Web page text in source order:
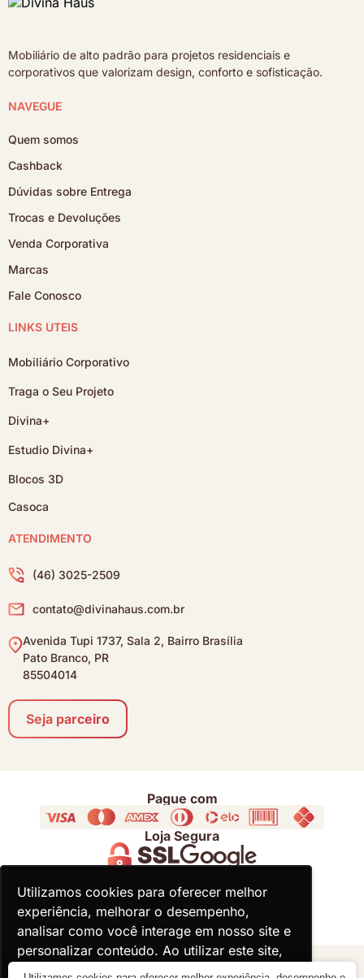
Utilizamos cookies para oferecer melhor
experiência, melhorar o desempenho,
analisar como você interage em nosso site e
personalizar conteúdo. Ao utilizar este site,
você concorda com o uso de cookies.
Utilizamos cookies para oferecer melhor
experiência, melhorar o desempenho,
analisar como você interage em nosso site e
personalizar conteúdo. Ao utilizar este site,
você concorda com o uso de cookies.
Mobiliário de alto padrão para projetos residenciais e
corporativos que valorizam design, conforto e sofisticação.
NAVEGUE
Quem somos
Cashback
Dúvidas sobre Entrega
Trocas e Devoluções
Venda Corporativa
Marcas
Fale Conosco
LINKS ÚTEIS
Mobiliário Corporativo
Traga o Seu Projeto
Divina+
Estudio Divina+
Blocos 3D
Casoca
ATENDIMENTO
(46) 3025-2509
contato@divinahaus.com.br
Avenida Tupi 1737, Sala 2, Bairro Brasília
Pato Branco, PR
85504014
Seja parceiro
Pague com
Loja Segura
Acompanhe
© 2000 - 2026 - Divina Haus - CNPJ: 18.930.821/0001-92